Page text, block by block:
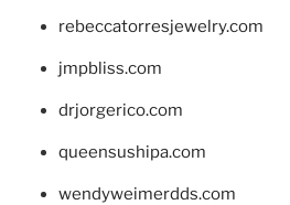
rebeccatorresjewelry.com
jmpbliss.com
drjorgerico.com
queensushipa.com
wendyweimerdds.com